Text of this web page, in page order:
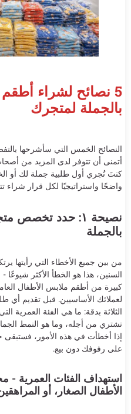
5 نصائح لشراء
بالجملة لمتجرك
النصائح الخمس التي سأشرحها
أتمنى أن تتوفر لدى المزيد من
كنتَ تُجري أول طلبية جملة لك أو
واضحًا واستراتيجيًا لكل قرار شراء
نصيحة ١: حدد
بالجملة
من بين جميع الأخطاء التي رأيتها
السنين، هذا هو الخطأ الأكثر شيوعًا
كبيرة من أطقم ملابس الأطفال
لعملائك الأساسيين. قبل تقديم أي
الثلاثة بدقة: ما هي الفئة العمرية
تشتري من أجله، وما هو النمط
إذا أخطأت في هذه الأمور،
على رفوفك دون بيع.
استهداف الفئات العمرية -
الأطفال الصغار، أو